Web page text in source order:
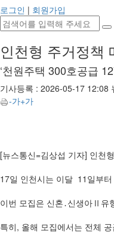
로그인 | 회원가입
인천형 주거정책
‘천원주택 300호공급
기사등록 : 2026-05-17 12:08
-가+가
[뉴스통신=김상섭 기자] 인천
17일 인천시는 이달 11일부터
이번 모집은 신혼․신생아Ⅱ유
특히, 올해 모집에서는 전체